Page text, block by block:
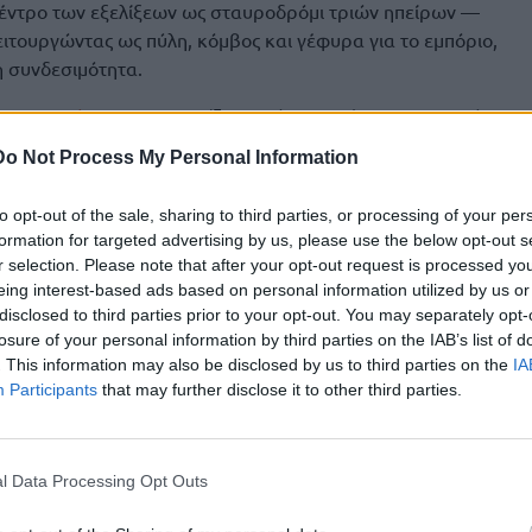
Not Process My Personal Information
opt-out of the sale, sharing to third parties, or processing of your
for targeted advertising by us, please use the below opt-out
selection. Please note that after your opt-out request is processed
interest-based ads based on personal information utilized by us
to third parties prior to your opt-out. You may separately
of your personal information by third parties on the IAB’s list of
This information may also be disclosed by us to third parties on the
Participants that may further disclose it to other third parties.
Data Processing Opt Outs
των εξελίξεων ως σταυροδρόμι τριών ηπείρων —
ως πύλη, κόμβος και γέφυρα για το εμπόριο,
συνδεσιμότητα.
τηςΚρήτης, υπογραμμίζοντας ότι στη νέα γεωγραφική
μεγαλύτερη στρατηγική σημασία, καθώς βρίσκεται
οδοί και εμπορικές ροές. Όπως είπε, στόχος της
κυβέρνησης είναι να στηρίξουν αυτόν τον ρόλο προς
συνολικά της Ευρώπης.
της αρμοδιότητάς του — υποδομές, μεταφορές,
κινητικότητα — συνδέονται με σχεδόν το 40% του
την ικανότητα της Ευρώπης να κινείται, να
προστατεύει τους πολίτες της. «Αν υπάρχει ένας τόπος
είναι ηΚρήτη», ανέφερε χαρακτηριστικά.
λόγο για ανάγκη δημιουργίας ισχυρότερων διαδρόμων
αεροδρομίων, καθώς και πιο έξυπνων και ανθεκτικών
επενδύσει συνειδητά προς αυτή την κατεύθυνση και
είχε να δει επί δεκαετίες.